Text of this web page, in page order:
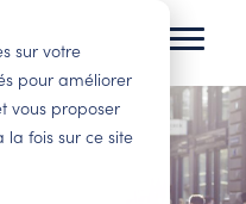
sur votre
pour améliorer
vous proposer
la fois sur ce site
et
et des best